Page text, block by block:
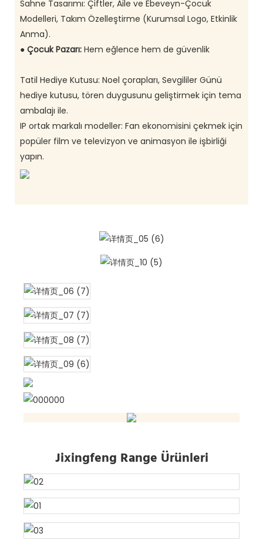
Sahne Tasarımı: Çiftler, Aile ve Ebeveyn-Çocuk
Modelleri, Takım Özelleştirme (Kurumsal Logo, Etkinlik
Anma).
● Çocuk Pazarı: Hem eğlence hem de güvenlik
Tatil Hediye Kutusu: Noel çorapları, Sevgililer Günü
hediye kutusu, tören duygusunu geliştirmek için tema
ambalajı ile.
IP ortak markalı modeller: Fan ekonomisini çekmek için
popüler film ve televizyon ve animasyon ile işbirliği
yapın.
Jixingfeng Range Ürünleri